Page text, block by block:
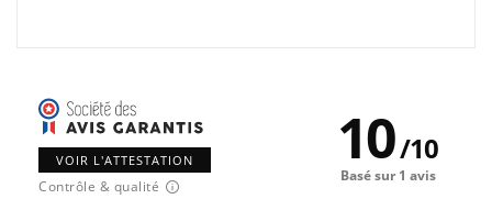
VOIR L'ATTESTATION
Contrôle & qualité
10/10
Basé sur 1 avis